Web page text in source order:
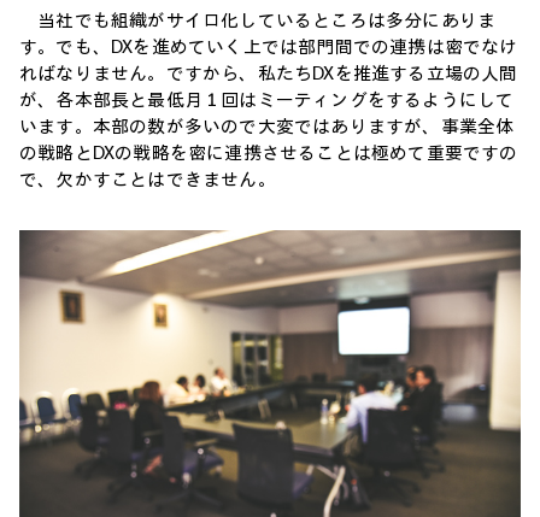
当社でも組織がサイロ化しているところは多分にありま
す。でも、DXを進めていく上では部門間での連携は密でなけ
ればなりません。ですから、私たちDXを推進する立場の人間
が、各本部長と最低月１回はミーティングをするようにして
います。本部の数が多いので大変ではありますが、事業全体
の戦略とDXの戦略を密に連携させることは極めて重要ですの
で、欠かすことはできません。